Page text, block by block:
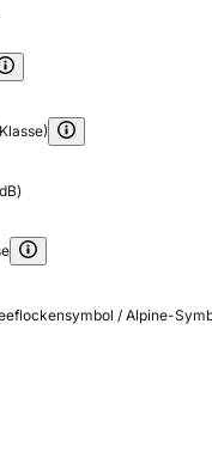
/ Alpine-